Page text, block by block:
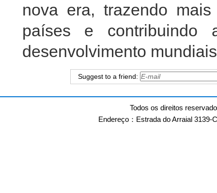
nova era, trazendo
países e
desenvolvimento
Suggest to a friend:
Todos os direitos
Endereço：Estrada do Arraial